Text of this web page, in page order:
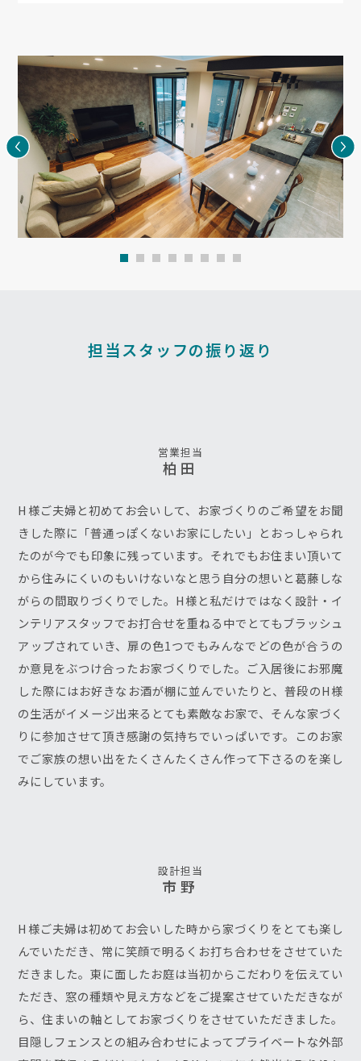
担当スタッフの振り返り
営業担当
柏田
H様ご夫婦と初めてお会いして、お家づくりのご希望をお聞
きした際に「普通っぽくないお家にしたい」とおっしゃられ
たのが今でも印象に残っています。それでもお住まい頂いて
から住みにくいのもいけないなと思う自分の想いと葛藤しな
がらの間取りづくりでした。H様と私だけではなく設計・イ
ンテリアスタッフでお打合せを重ねる中でとてもブラッシュ
アップされていき、扉の色1つでもみんなでどの色が合うの
か意見をぶつけ合ったお家づくりでした。ご入居後にお邪魔
した際にはお好きなお酒が棚に並んでいたりと、普段のH様
の生活がイメージ出来るとても素敵なお家で、そんな家づく
りに参加させて頂き感謝の気持ちでいっぱいです。このお家
でご家族の想い出をたくさんたくさん作って下さるのを楽し
みにしています。
設計担当
市野
H様ご夫婦は初めてお会いした時から家づくりをとても楽し
んでいただき、常に笑顔で明るくお打ち合わせをさせていた
だきました。東に面したお庭は当初からこだわりを伝えてい
ただき、窓の種類や見え方などをご提案させていただきなが
ら、住まいの軸としてお家づくりをさせていただきました。
目隠しフェンスとの組み合わせによってプライベートな外部